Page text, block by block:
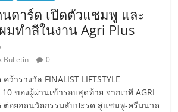
ดาร์ด เปิดตัวแชมพู และ
มทำสีในงาน Agri Plus
Bulletin 0
ารางวัล FINALIST LIFTSTYLE
ของผู้ผ่านเข้ารอบสุดท้าย จากเวที AGRI
ต่อยอดนวัตกรรมสับปะรด สู่แชมพู-ครีมนวด